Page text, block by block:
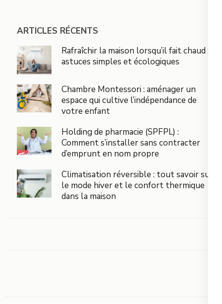
ARTICLES RÉCENTS
Rafraîchir la maison lorsqu’il fait chaud :
astuces simples et écologiques
Chambre Montessori : aménager un
espace qui cultive l’indépendance de
votre enfant
Holding de pharmacie (SPFPL) :
Comment s’installer sans contracter
d’emprunt en nom propre
Climatisation réversible : tout savoir sur
le mode hiver et le confort thermique
dans la maison